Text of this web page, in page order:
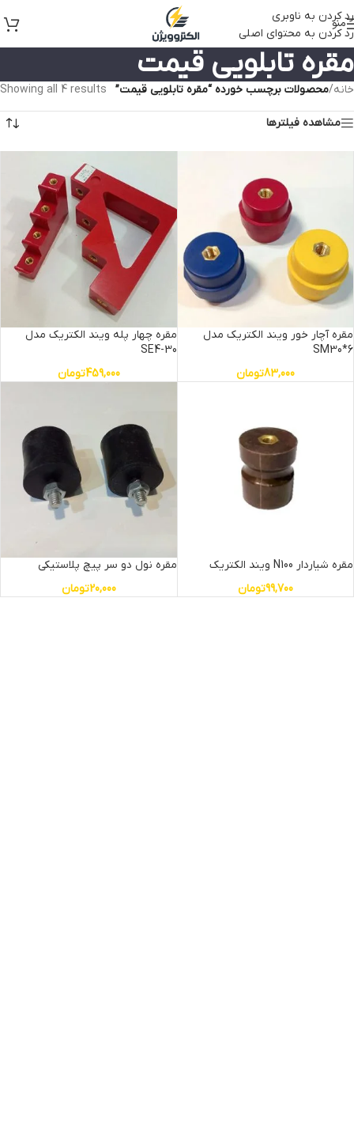
رد کردن به ناوبری
رد کردن به محتوای اصلی
منو
مقره تابلویی قیمت
خانه/محصولات برچسب خورده “مقره تابلویی قیمت” Showing all 4 results
مشاهده فیلترها
مقره آچار خور ویند الکتریک مدل
SM30*6
83,000تومان
مقره چهار پله ویند الکتریک مدل
SE4-30
459,000تومان
مقره شیاردار N100 ویند الکتریک
99,700تومان
مقره نول دو سر پیچ پلاستیکی
20,000تومان